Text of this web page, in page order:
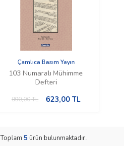
Çamlıca Basım Yayın
103 Numaralı Mühimme
Defteri
890,00TL 623,00 TL
Toplam 5 ürün bulunmaktadır.